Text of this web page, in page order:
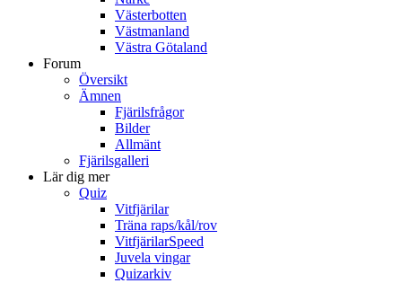
Västerbotten
Västmanland
Västra Götaland
Forum
Översikt
Ämnen
Fjärilsfrågor
Bilder
Allmänt
Fjärilsgalleri
Lär dig mer
Quiz
Vitfjärilar
Träna raps/kål/rov
VitfjärilarSpeed
Juvela vingar
Quizarkiv